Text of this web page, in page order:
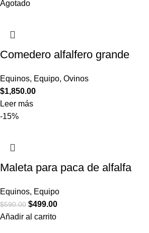
Agotado
Comedero alfalfero grande
Equinos, Equipo, Ovinos
$1,850.00
Leer más
-15%
Maleta para paca de alfalfa
Equinos, Equipo
$590.00 $499.00
Añadir al carrito